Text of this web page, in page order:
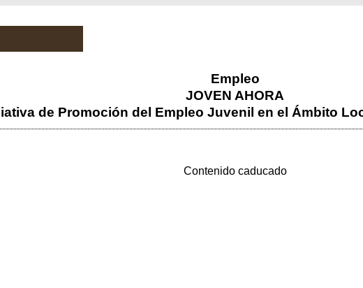
Empleo
JOVEN AHORA
de Promoción del Empleo Juvenil en el Ámbito
Contenido caducado